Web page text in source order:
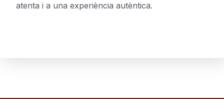
atenta i a una experiència autèntica.